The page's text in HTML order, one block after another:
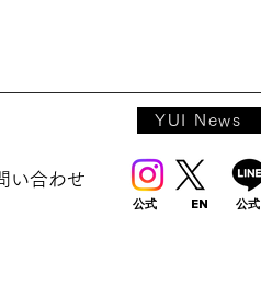
YUI News
い合わせ
公式 EN 公式